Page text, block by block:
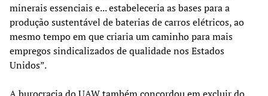
minerais essenciais e... estabeleceria as bases para a
produção sustentável de baterias de carros elétricos, ao
mesmo tempo em que criaria um caminho para mais
empregos sindicalizados de qualidade nos Estados
Unidos”.